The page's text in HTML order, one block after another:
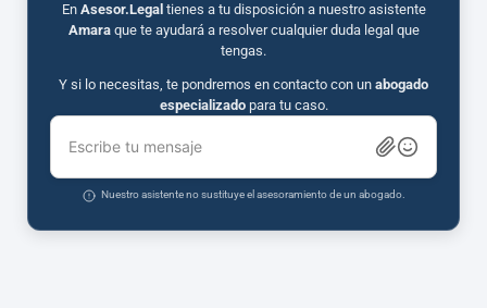
En Asesor.Legal tienes a tu disposición a nuestro asistente
Amaraque te ayudará a resolver cualquier duda legal que
tengas.
Y si lo necesitas, te pondremos en contacto con un abogado
especializadopara tu caso.
Escribe tu mensaje
Nuestro asistente no sustituye el asesoramiento de un abogado.